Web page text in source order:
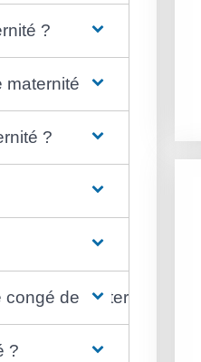
?
maternité ?
?
de maternité ?
?